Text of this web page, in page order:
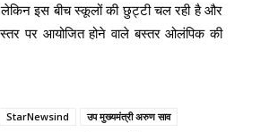
लेकिन इस बीच स्कूलों की छुट्टी चल रही है और
पर आयोजित होने वाले बस्तर ओलंपिक की
StarNewsind
उप मुख्यमंत्री अरुण साव